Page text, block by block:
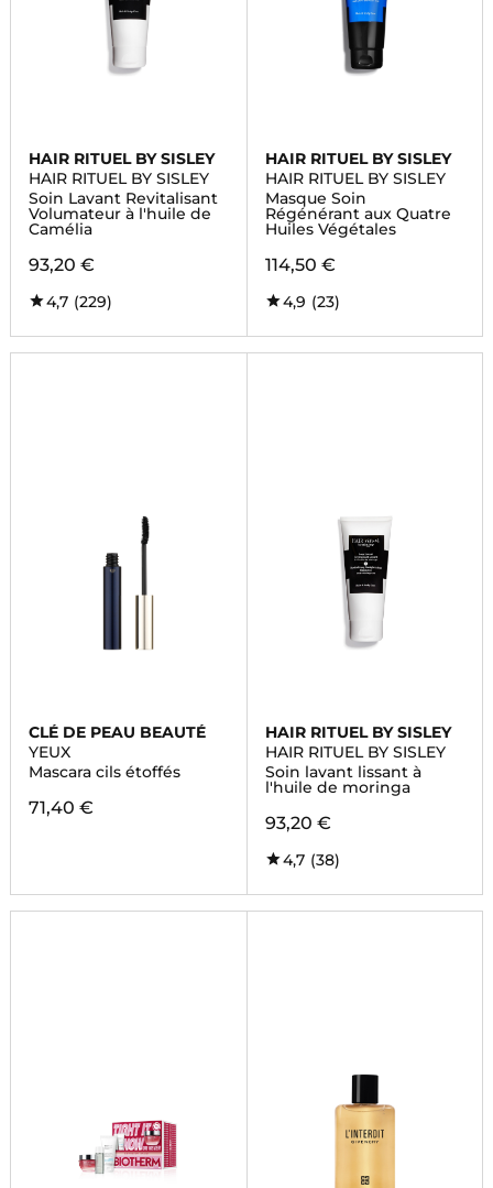
HAIR RITUEL BY SISLEY
HAIR RITUEL BY SISLEY
Soin Lavant Revitalisant
Volumateur à l'huile de
Camélia
93,20 €
4,7 (229)
HAIR RITUEL BY SISLEY
HAIR RITUEL BY SISLEY
Masque Soin
Régénérant aux Quatre
Huiles Végétales
114,50 €
4,9 (23)
CLÉ DE PEAU BEAUTÉ
YEUX
Mascara cils étoffés
71,40 €
HAIR RITUEL BY SISLEY
HAIR RITUEL BY SISLEY
Soin lavant lissant à
l'huile de moringa
93,20 €
4,7 (38)